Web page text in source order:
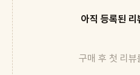
아직 등록된 리
구매 후 첫 리뷰